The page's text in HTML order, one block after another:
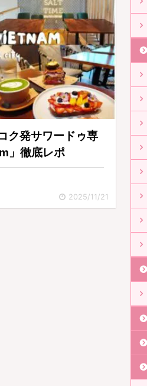
ク発サワードゥ専
」徹底レポ
2025/11/21